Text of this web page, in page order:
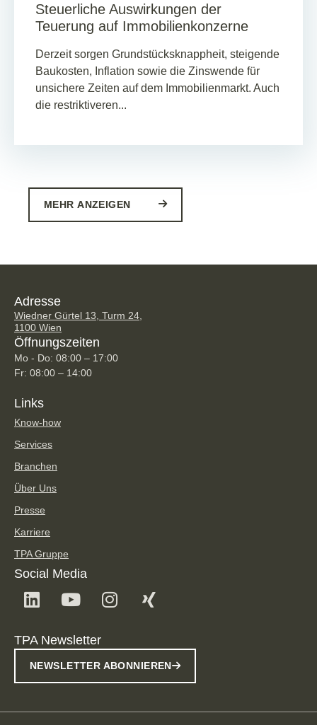
Steuerliche Auswirkungen der
Teuerung auf Immobilienkonzerne
Derzeit sorgen Grundstücksknappheit, steigende
Baukosten, Inflation sowie die Zinswende für
unsichere Zeiten auf dem Immobilienmarkt. Auch
die restriktiveren...
MEHR ANZEIGEN
Adresse
Wiedner Gürtel 13, Turm 24,
1100 Wien
Öffnungszeiten
Mo - Do: 08:00 – 17:00
Fr: 08:00 – 14:00
Links
Know-how
Services
Branchen
Über Uns
Presse
Karriere
TPA Gruppe
Social Media
TPA Newsletter
NEWSLETTER ABONNIEREN